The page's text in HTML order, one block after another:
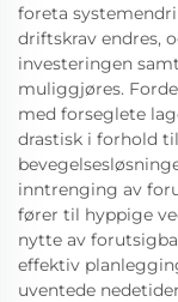
foreta
driftskrav endres,
investeringen
muliggjøres.
med forseglete
drastisk i forhold
inntrenging av
fører til hyppige
nytte av
effektiv
uventede